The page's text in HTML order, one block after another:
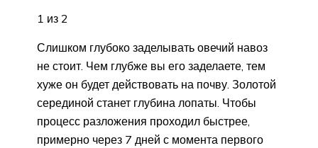
1 из 2
Слишком глубоко заделывать овечий навоз
не стоит. Чем глубже вы его заделаете, тем
хуже он будет действовать на почву. Золотой
серединой станет глубина лопаты. Чтобы
процесс разложения проходил быстрее,
примерно через 7 дней с момента первого